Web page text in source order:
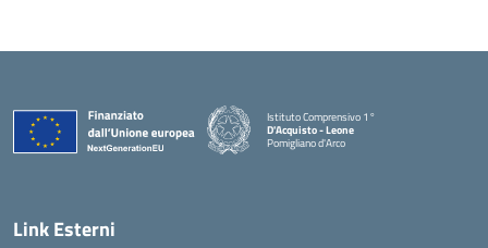
Istituto Comprensivo 1°
D'Acquisto - Leone
Pomigliano d'Arco
— Visita la pagina iniziale della scuola
Link Esterni